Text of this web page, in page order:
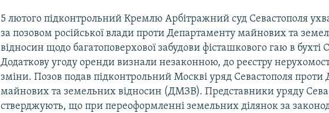
5 лютого підконтрольний Кремлю Арбітражний суд Севастополя
за позовом російської влади проти Департаменту майнових та
відносин щодо багатоповерхової забудови фісташкового гаю в бухті
Додаткову угоду оренди визнали незаконною, до реєстру
зміни. Позов подав підконтрольний Москві уряд Севастополя проти
майнових та земельних відносин (ДМЗВ). Представники уряду
стверджують, що при переоформленні земельних ділянок за